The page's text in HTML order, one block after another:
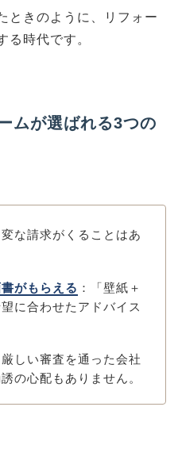
ときのように、リフォー
る時代です。
ムが選ばれる3つの
変な請求がくることはあ
がもらえる ：「壁紙＋
に合わせたアドバイス
厳しい審査を通った会社
の心配もありません。